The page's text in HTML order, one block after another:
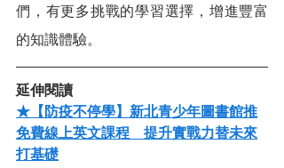
們，有更多挑戰的學習選擇，增進豐富
的知識體驗。
延伸閱讀
★【防疫不停學】新北青少年圖書館推
免費線上英文課程　提升實戰力替未來
打基礎